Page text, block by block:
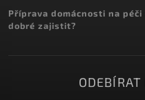
Příprava domácnosti na
dobré zajistit?